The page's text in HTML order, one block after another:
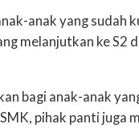
anak yang sudah
melanjutkan ke S2
bagi anak-anak
pihak panti juga